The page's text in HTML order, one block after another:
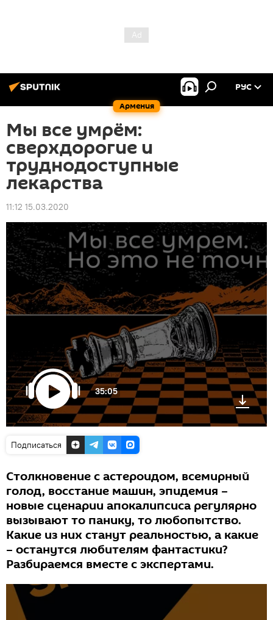
Армения
РУС
Мы все умрём:
сверхдорогие и
труднодоступные
лекарства
11:12 15.03.2020
35:05
Подписаться
Столкновение с астероидом, всемирный
голод, восстание машин, эпидемия –
новые сценарии апокалипсиса регулярно
вызывают то панику, то любопытство.
Какие из них станут реальностью, а какие
– останутся любителям фантастики?
Разбираемся вместе с экспертами.